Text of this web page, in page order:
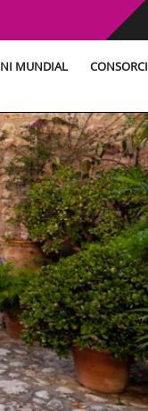
MUNDIAL CONSORCI